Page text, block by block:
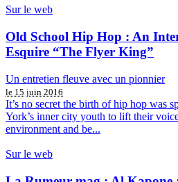
Sur le web
Old School Hip Hop : An
Esquire “The Flyer King”
Un entretien fleuve avec un pionnier
le 15 juin 2016
It’s no secret the birth of hip hop was
York’s inner city youth to lift their
environment and be...
Sur le web